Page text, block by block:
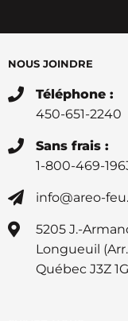
NOUS JOINDRE
Téléphone :
450-651-2240
Sans frais :
1-800-469-
info@areo-
5205 J.-
Longueuil
Québec J3Z